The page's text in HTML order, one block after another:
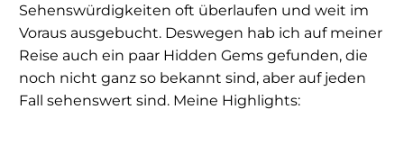
Sehenswürdigkeiten oft überlaufen und weit im
Voraus ausgebucht. Deswegen hab ich auf meiner
Reise auch ein paar Hidden Gems gefunden, die
noch nicht ganz so bekannt sind, aber auf jeden
Fall sehenswert sind. Meine Highlights: